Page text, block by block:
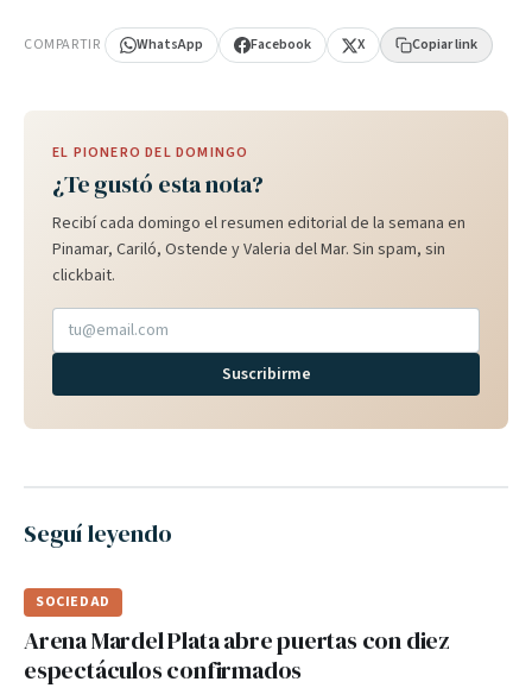
COMPARTIR WhatsApp Facebook X Copiar link
EL PIONERO DEL DOMINGO
¿Te gustó esta nota?
Recibí cada domingo el resumen editorial de la semana en
Pinamar, Cariló, Ostende y Valeria del Mar. Sin spam, sin
clickbait.
Suscribirme
Seguí leyendo
SOCIEDAD
Arena Mardel Plata abre puertas con diez
espectáculos confirmados